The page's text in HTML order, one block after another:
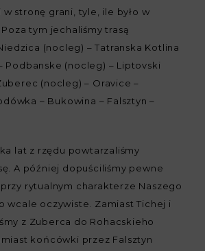
stronę grani, tyle, ile było w
tym jechaliśmy trasą
(nocleg) – Tatranska Kotlina
Podbanske (nocleg) – Liptovski
(nocleg) – Oravice –
– Bukowina – Falsztyn –
lat z rzędu powtarzaliśmy
A później dopuściliśmy pewne
rytualnym charakterze Naszego
wcale oczywiste. Zamiast Tichej i
z Zuberca do Rohacskieho
końcówki przez Falsztyn